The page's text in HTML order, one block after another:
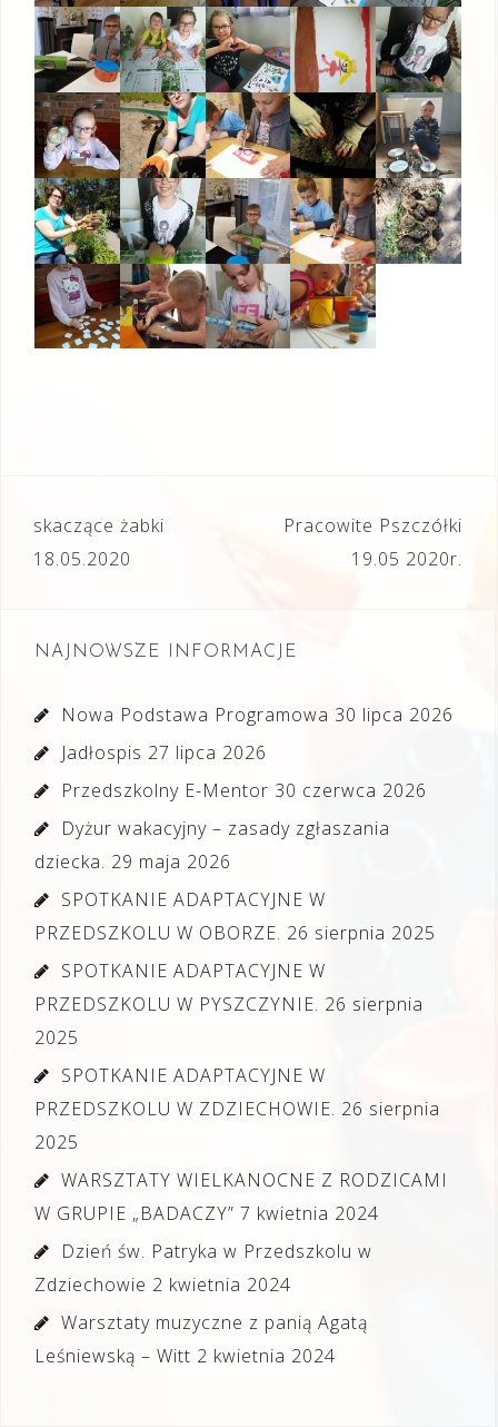
Nawigacja
wpisu
skaczące żabki
18.05.2020
Pracowite Pszczółki
19.05 2020r.
NAJNOWSZE INFORMACJE
Nowa Podstawa Programowa 30 lipca 2026
Jadłospis 27 lipca 2026
Przedszkolny E-Mentor 30 czerwca 2026
Dyżur wakacyjny – zasady zgłaszania
dziecka. 29 maja 2026
SPOTKANIE ADAPTACYJNE W
PRZEDSZKOLU W OBORZE. 26 sierpnia 2025
SPOTKANIE ADAPTACYJNE W
PRZEDSZKOLU W PYSZCZYNIE. 26 sierpnia
2025
SPOTKANIE ADAPTACYJNE W
PRZEDSZKOLU W ZDZIECHOWIE. 26 sierpnia
2025
WARSZTATY WIELKANOCNE Z RODZICAMI
W GRUPIE „BADACZY” 7 kwietnia 2024
Dzień św. Patryka w Przedszkolu w
Zdziechowie 2 kwietnia 2024
Warsztaty muzyczne z panią Agatą
Leśniewską – Witt 2 kwietnia 2024